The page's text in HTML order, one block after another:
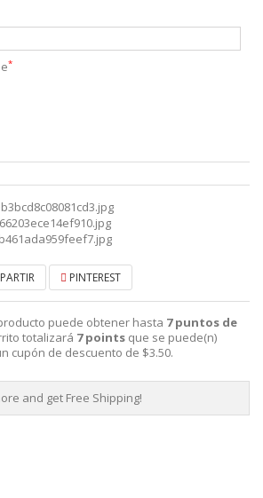
*
PINTEREST
puede obtener hasta 7puntos de
totalizará 7points que se puede(n)
cupón de descuento de $3.50.
and get Free Shipping!